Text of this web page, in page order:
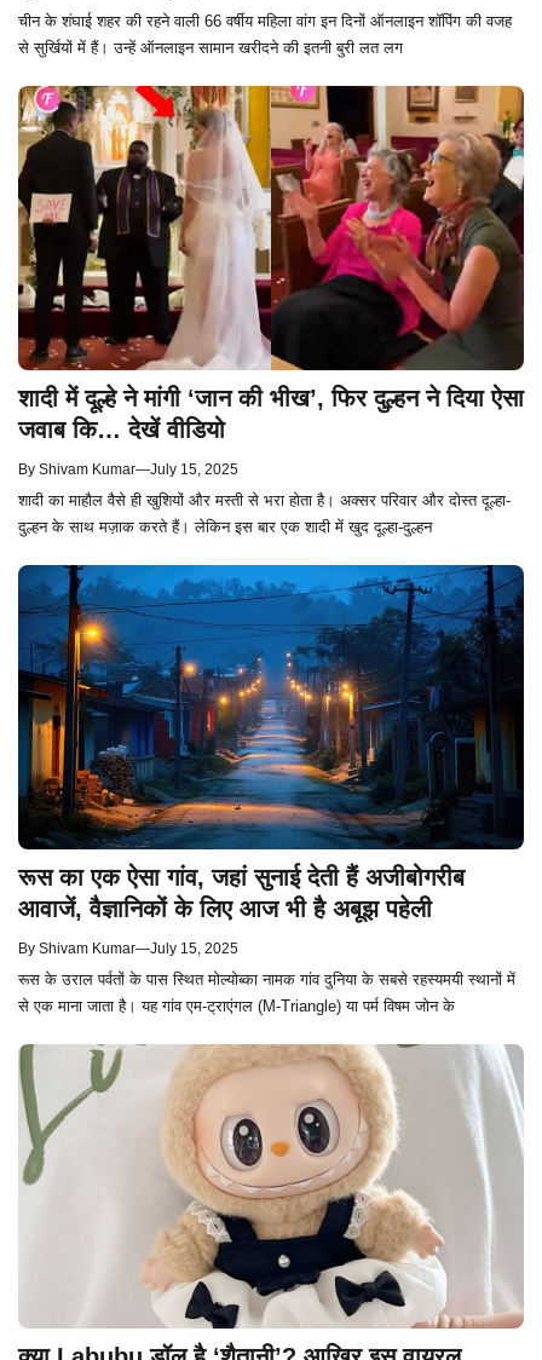
चीन के शंघाई शहर की रहने वाली 66 वर्षीय महिला वांग इन दिनों ऑनलाइन शॉपिंग की वजह
से सुर्खियों में हैं। उन्हें ऑनलाइन सामान खरीदने की इतनी बुरी लत लग
शादी में दूल्हे ने मांगी ‘जान की भीख’, फिर दुल्हन ने दिया ऐसा
जवाब कि… देखें वीडियो
By Shivam Kumar—July 15, 2025
शादी का माहौल वैसे ही खुशियों और मस्ती से भरा होता है। अक्सर परिवार और दोस्त दूल्हा-
दुल्हन के साथ मज़ाक करते हैं। लेकिन इस बार एक शादी में खुद दूल्हा-दुल्हन
रूस का एक ऐसा गांव, जहां सुनाई देती हैं अजीबोगरीब
आवाजें, वैज्ञानिकों के लिए आज भी है अबूझ पहेली
By Shivam Kumar—July 15, 2025
रूस के उराल पर्वतों के पास स्थित मोल्योब्का नामक गांव दुनिया के सबसे रहस्यमयी स्थानों में
से एक माना जाता है। यह गांव एम-ट्राएंगल (M-Triangle) या पर्म विषम जोन के